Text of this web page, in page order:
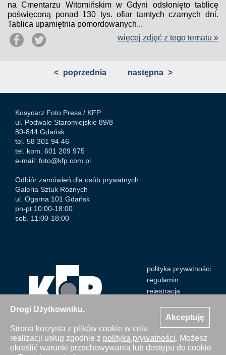
Akceptuję
Drogi Użytkowniku,
Strona korzysta z plików cookie w celu
realizacji usług zgodnie z polityką prywatności. Możesz
określić warunki przechowywania lub dostępu do cookie
na Cmentarzu Witomińskim w Gdyni odsłonięto tablicę
poświęconą ponad 130 tys. ofiar tamtych czarnych dni.
Tablica upamiętnia pomordowanych...
więcej zdjęć z tego tematu »
< poprzednia następna >
Kosycarz Foto Press / KFP
ul. Podwale Staromiejskie 89/8
80-844 Gdańsk
tel. 58 301 94 46
tel. kom. 601 209 975
e-mail: foto@kfp.com.pl
Odbiór zamówień dla osób prywatnych:
Galeria Sztuk Różnych
ul. Ogarna 101 Gdańsk
pn-pt 10:00-18:00
sob. 11:00-18:00
polityka prywatności
regulamin
rejestracja
Wszystkie zdjęcia Agencji Kosycarz Foto Press/KFP są
chronione prawem autorskim. Publikacja i kopiowanie bez